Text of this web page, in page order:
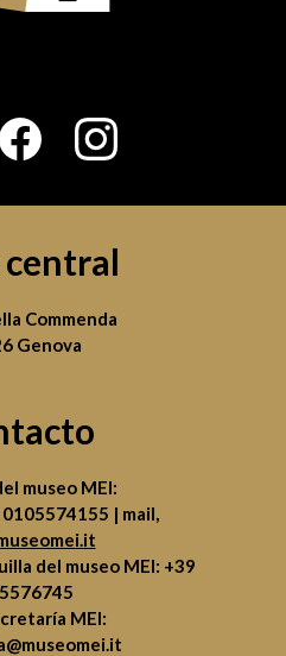
central
Commenda
Genova
museo MEI:
0105574155 | mail,
del museo MEI: +39
MEI: